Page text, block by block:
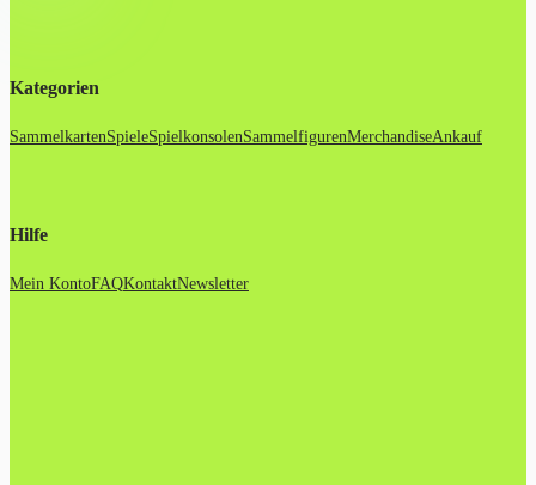
Kategorien
SammelkartenSpieleSpielkonsolenSammelfigurenMerchandiseAnkauf
Hilfe
Mein KontoFAQKontaktNewsletter